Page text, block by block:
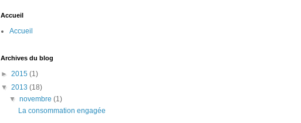
Accueil
Accueil
Archives du blog
► 2015 (1)
▼ 2013 (18)
▼novembre(1)
La consommation engagée